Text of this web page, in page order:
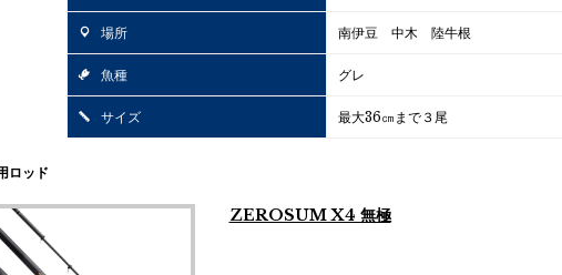
場所 南伊豆 中木 陸牛根
魚種 グレ
サイズ 最大36㎝まで３尾
ロッド
ZEROSUM X4 無極